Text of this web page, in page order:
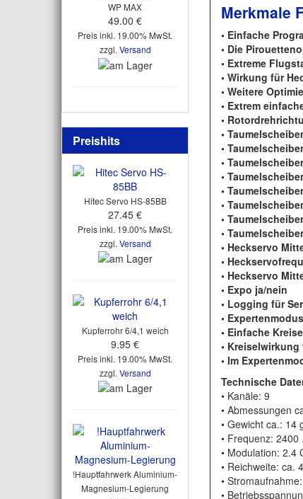
Merkmale
• Einfache
• Die
• Extreme
• Wirkung für
• Weitere
• Extrem
•
•
•
•
•
•
•
•
•
• Heckservo
•
• Heckservo
• Expo ja/nein
• Logging für
•
• Einfache
•
• Im
Technische
• Kanäle: 9
• Abmessungen
• Gewicht ca.: 14
• Frequenz:
• Modulation: 2.4
• Reichweite: ca.
•
•
WP MAX
49.00 €
Preis inkl. 19.00% MwSt.
zzgl. Versand
Preishits
Hitec Servo HS-85BB
27.45 €
Preis inkl. 19.00% MwSt.
zzgl. Versand
Kupferrohr 6/4,1 weich
9.95 €
Preis inkl. 19.00% MwSt.
zzgl. Versand
!Hauptfahrwerk Aluminium-
Magnesium-Legierung